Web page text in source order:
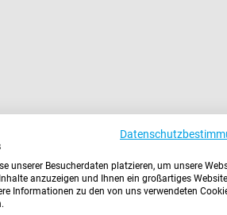
unserer Besucherdaten platzieren, um unsere
anzuzeigen und Ihnen ein großartiges
Informationen zu den von uns verwendeten